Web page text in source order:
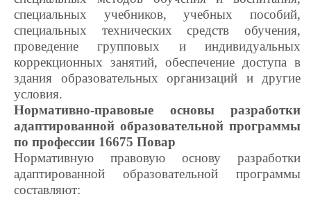
специальных учебников, учебных пособий,
специальных технических средств обучения,
проведение групповых и индивидуальных
коррекционных занятий, обеспечение доступа в
здания образовательных организаций и другие
условия.
Нормативно-правовые основы разработки
адаптированной образовательной программы
по профессии 16675 Повар
Нормативную правовую основу разработки
адаптированной образовательной программы
составляют: